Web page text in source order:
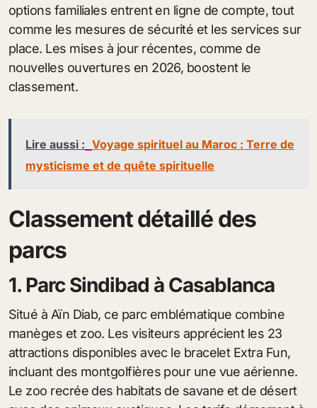
options familiales entrent en ligne de compte, tout
comme les mesures de sécurité et les services sur
place. Les mises à jour récentes, comme de
nouvelles ouvertures en 2026, boostent le
classement.
Lire aussi : Voyage spirituel au Maroc : Terre de
mysticisme et de quête spirituelle
Classement détaillé des
parcs
1. Parc Sindibad à Casablanca
Situé à Aïn Diab, ce parc emblématique combine
manèges et zoo. Les visiteurs apprécient les 23
attractions disponibles avec le bracelet Extra Fun,
incluant des montgolfières pour une vue aérienne.
Le zoo recrée des habitats de savane et de désert